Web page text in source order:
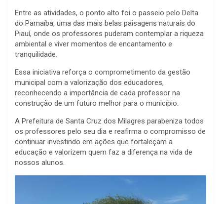
Entre as atividades, o ponto alto foi o passeio pelo Delta
do Parnaíba, uma das mais belas paisagens naturais do
Piauí, onde os professores puderam contemplar a riqueza
ambiental e viver momentos de encantamento e
tranquilidade.
Essa iniciativa reforça o comprometimento da gestão
municipal com a valorização dos educadores,
reconhecendo a importância de cada professor na
construção de um futuro melhor para o município.
A Prefeitura de Santa Cruz dos Milagres parabeniza todos
os professores pelo seu dia e reafirma o compromisso de
continuar investindo em ações que fortaleçam a
educação e valorizem quem faz a diferença na vida de
nossos alunos.